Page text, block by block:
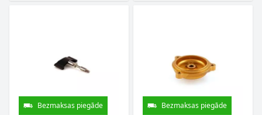
Bezmaksas piegāde Bezmaksas piegāde